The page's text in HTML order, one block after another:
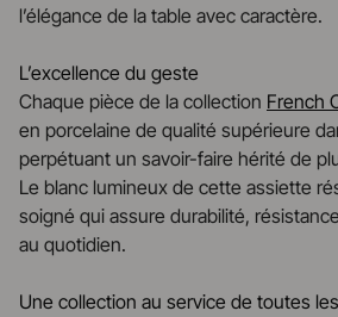
l’élégance de la table avec caractère.
L’excellence du geste
Chaque pièce de la collection French
en porcelaine de qualité supérieure
perpétuant un savoir-faire hérité de
Le blanc lumineux de cette assiette
soigné qui assure durabilité,
au quotidien.
Une collection au service de toutes